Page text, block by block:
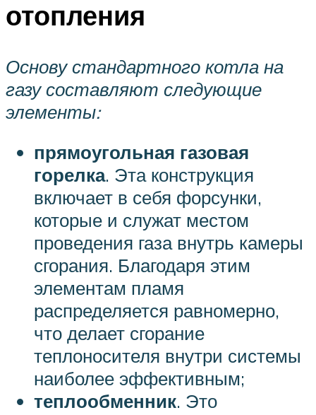
отопления
Основу стандартного котла на
газу составляют следующие
элементы:
прямоугольная газовая
горелка. Эта конструкция
включает в себя форсунки,
которые и служат местом
проведения газа внутрь камеры
сгорания. Благодаря этим
элементам пламя
распределяется равномерно,
что делает сгорание
теплоносителя внутри системы
наиболее эффективным;
теплообменник. Это